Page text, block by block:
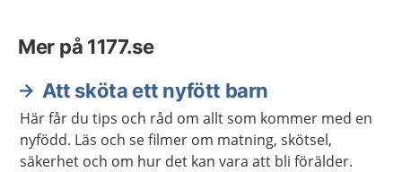
Mer på 1177.se
Att sköta ett nyfött barn
Här får du tips och råd om allt som kommer med en
nyfödd. Läs och se filmer om matning, skötsel,
säkerhet och om hur det kan vara att bli förälder.